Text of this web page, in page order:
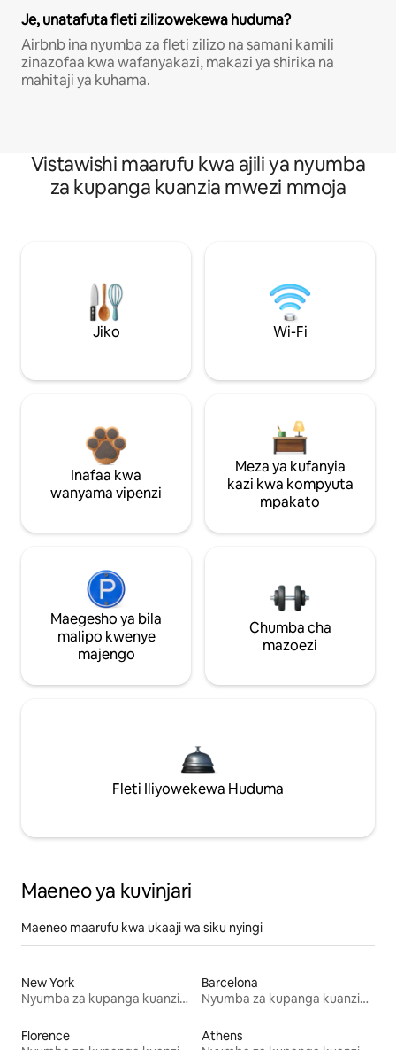
Je, unatafuta fleti zilizowekewa huduma?
Airbnb ina nyumba za fleti zilizo na samani kamili
zinazofaa kwa wafanyakazi, makazi ya shirika na
mahitaji ya kuhama.
Vistawishi maarufu kwa ajili ya nyumba
za kupanga kuanzia mwezi mmoja
Jiko Wi-Fi
Inafaa kwa
wanyama vipenzi
Meza ya kufanyia
kazi kwa kompyuta
mpakato
Maegesho ya bila
malipo kwenye
majengo
Chumba cha
mazoezi
Fleti Iliyowekewa Huduma
Maeneo ya kuvinjari
Maeneo maarufu kwa ukaaji wa siku nyingi
New York
Nyumba za kupanga kuanzia mwezi mmoja
Barcelona
Nyumba za kupanga kuanzia mwezi mmoja
Florence
Athens